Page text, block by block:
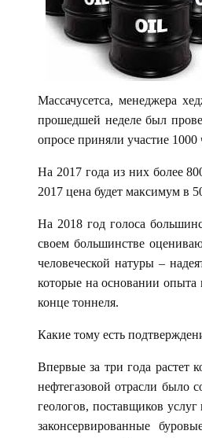
Массачусетса, менеджера
прошедшей неделе был
опросе приняли участие 1000
На 2017 года из них более
2017 цена будет максимум в
На 2018 год голоса
своем большинстве
человеческой натуры –
которые на основании опыта
конце тоннеля.
Какие тому есть
Впервые за три года растет
нефтегазовой отрасли было
геологов, поставщиков
законсервированные